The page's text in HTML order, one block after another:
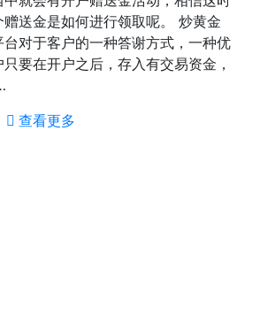
送金是如何进行领取呢。 炒黄金
对于客户的一种答谢方式，一种优
要在开户之后，存入有交易资金，
查看更多